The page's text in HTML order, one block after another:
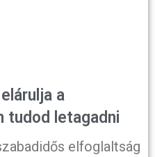
a
tudod letagadni
elfoglaltság